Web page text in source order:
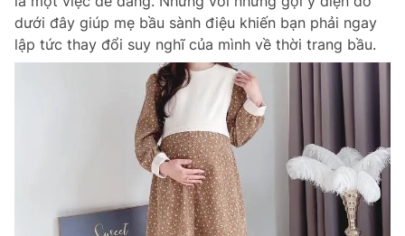
dưới đây giúp mẹ bầu sành điệu khiến bạn phải ngay
lập tức thay đổi suy nghĩ của mình về thời trang bầu.